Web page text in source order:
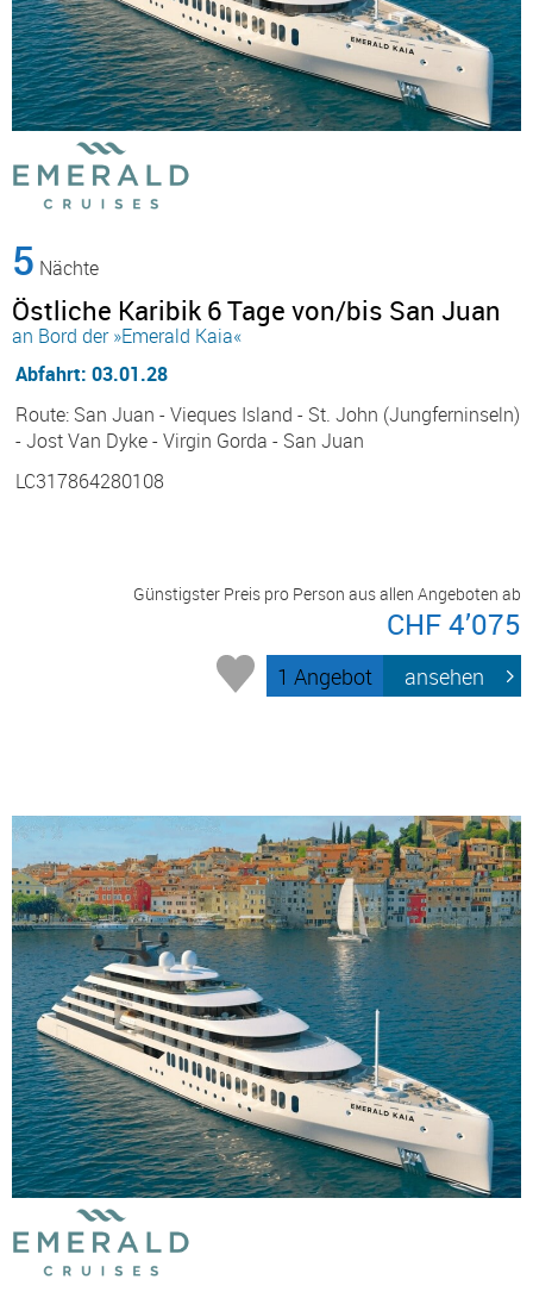
5 Nächte
Östliche Karibik 6 Tage von/bis San Juan
an Bord der »Emerald Kaia«
Abfahrt: 03.01.28
Route: San Juan - Vieques Island - St. John (Jungferninseln)
- Jost Van Dyke - Virgin Gorda - San Juan
LC317864280108
Günstigster Preis pro Person aus allen Angeboten ab
CHF 4’075
1 Angebot ansehen